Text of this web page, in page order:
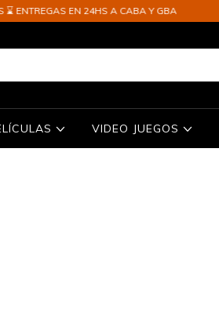
EN 24HS A CABA Y GBA
VIDEO JUEGOS